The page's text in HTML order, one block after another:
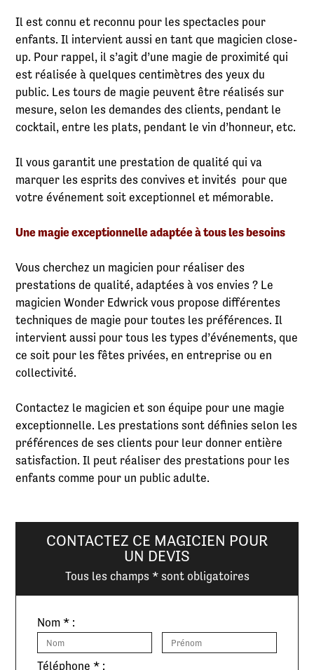
Il est connu et reconnu pour les spectacles pour
enfants. Il intervient aussi en tant que magicien close-
up. Pour rappel, il s’agit d’une magie de proximité qui
est réalisée à quelques centimètres des yeux du
public. Les tours de magie peuvent être réalisés sur
mesure, selon les demandes des clients, pendant le
cocktail, entre les plats, pendant le vin d’honneur, etc.
Il vous garantit une prestation de qualité qui va
marquer les esprits des convives et invités pour que
votre événement soit exceptionnel et mémorable.
Une magie exceptionnelle adaptée à tous les besoins
Vous cherchez un magicien pour réaliser des
prestations de qualité, adaptées à vos envies ? Le
magicien Wonder Edwrick vous propose différentes
techniques de magie pour toutes les préférences. Il
intervient aussi pour tous les types d’événements, que
ce soit pour les fêtes privées, en entreprise ou en
collectivité.
Contactez le magicien et son équipe pour une magie
exceptionnelle. Les prestations sont définies selon les
préférences de ses clients pour leur donner entière
satisfaction. Il peut réaliser des prestations pour les
enfants comme pour un public adulte.
CONTACTEZ CE MAGICIEN POUR
UN DEVIS
Tous les champs * sont obligatoires
Nom * :
Téléphone * :